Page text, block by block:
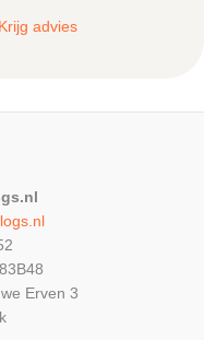
Krijg advies
Erven 3